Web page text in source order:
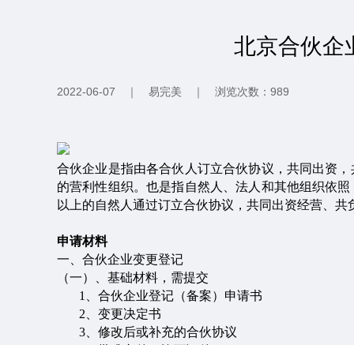
北京合伙企
2022-06-07 ｜ 易完美 ｜ 浏览次数：989
合伙企业是指由各合伙人订立合伙协议，共同出资
的营利性组织。也是指自然人、法人和其他组织依
以上的自然人通过订立合伙协议，共同出资经营、
申请材料
一、 合伙企业变更登记
（一）
、基础材料，需提交
1、 合伙企业登记（备案）申请书
2、 变更决定书
3、 修改后或补充的合伙协议